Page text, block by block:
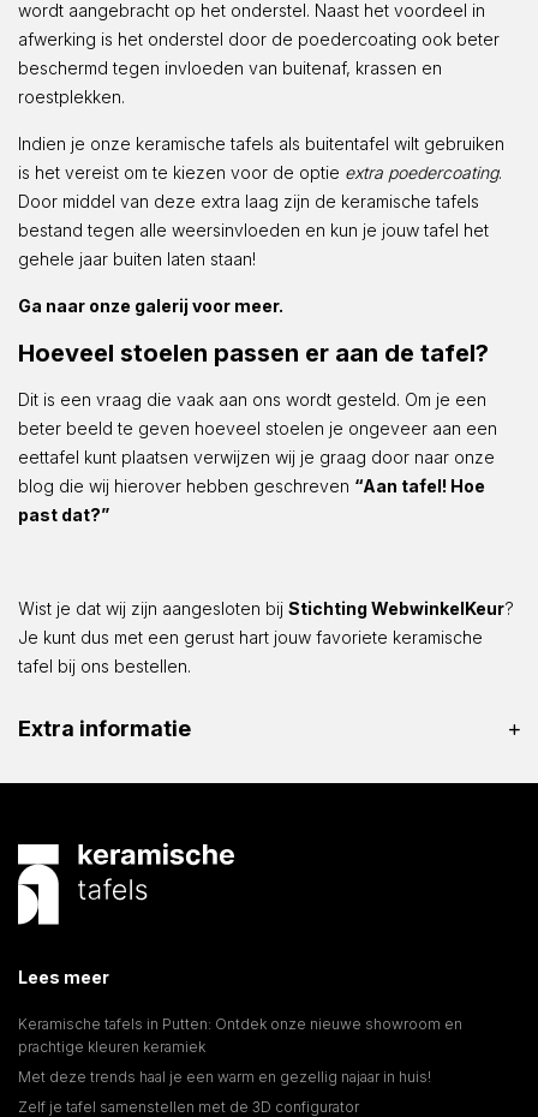
wordt aangebracht op het onderstel. Naast het voordeel in
afwerking is het onderstel door de poedercoating ook beter
beschermd tegen invloeden van buitenaf, krassen en
roestplekken.
Indien je onze keramische tafels als buitentafel wilt gebruiken
is het vereist om te kiezen voor de optie extra poedercoating.
Door middel van deze extra laag zijn de keramische tafels
bestand tegen alle weersinvloeden en kun je jouw tafel het
gehele jaar buiten laten staan!
Ga naar onze galerij voor meer.
Hoeveel stoelen passen er aan de tafel?
Dit is een vraag die vaak aan ons wordt gesteld. Om je een
beter beeld te geven hoeveel stoelen je ongeveer aan een
eettafel kunt plaatsen verwijzen wij je graag door naar onze
blog die wij hierover hebben geschreven “Aan tafel! Hoe
past dat?”
Wist je dat wij zijn aangesloten bij Stichting WebwinkelKeur?
Je kunt dus met een gerust hart jouw favoriete keramische
tafel bij ons bestellen.
Extra informatie
Lees meer
Keramische tafels in Putten: Ontdek onze nieuwe showroom en
prachtige kleuren keramiek
Met deze trends haal je een warm en gezellig najaar in huis!
Zelf je tafel samenstellen met de 3D configurator